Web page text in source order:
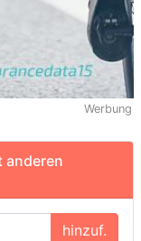
Werbung
anderen
hinzuf.